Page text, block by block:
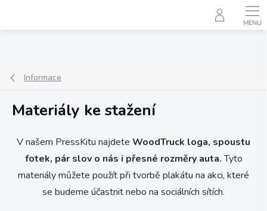
obsah
Informace
Materiály ke stažení
V našem PressKitu najdete WoodTruck loga, spoustu
fotek, pár slov o nás i přesné rozměry auta.Tyto
materiály můžete použít při tvorbě plakátu na akci, které
se budeme účastnit nebo na sociálních sítích.